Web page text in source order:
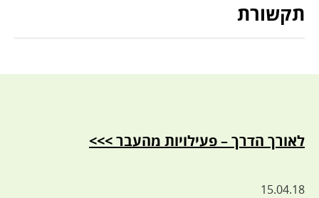
תקשורת
לאורך הדרך – פעילויות מהעבר >>>
15.04.18